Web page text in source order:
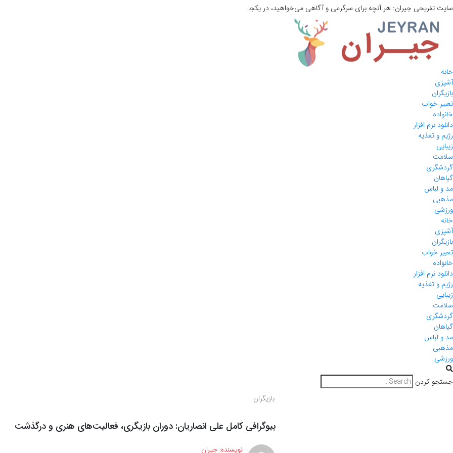
سایت تفریحی جیران: هر آنچه برای سرگرمی و آگاهی می‌خواهید، در یکجا.
خانه
آشپزی
بازیگران
تعبیر خواب
خانواده
دانلود نرم افزار
رژیم و تغذیه
زیبایی
سلامت
گردشگری
گیاهان
مد و لباس
مذهبی
ورزشی
خانه
آشپزی
بازیگران
تعبیر خواب
خانواده
دانلود نرم افزار
رژیم و تغذیه
زیبایی
سلامت
گردشگری
گیاهان
مد و لباس
مذهبی
ورزشی
جستجو کردن
بازیگران
بیوگرافی کامل علی انصاریان: دوران بازیگری، فعالیت‌های هنری و درگذشت
نویسنده: جیران